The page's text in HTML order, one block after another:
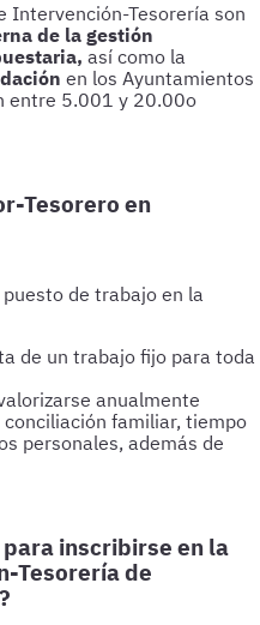
Intervención-Tesorería son
de la gestión
así como la
en los Ayuntamientos
entre 5.001 y 20.00o
Tesorero en
de trabajo en la
de un trabajo fijo para toda
anualmente
familiar, tiempo
personales, además de
inscribirse en la
Tesorería de